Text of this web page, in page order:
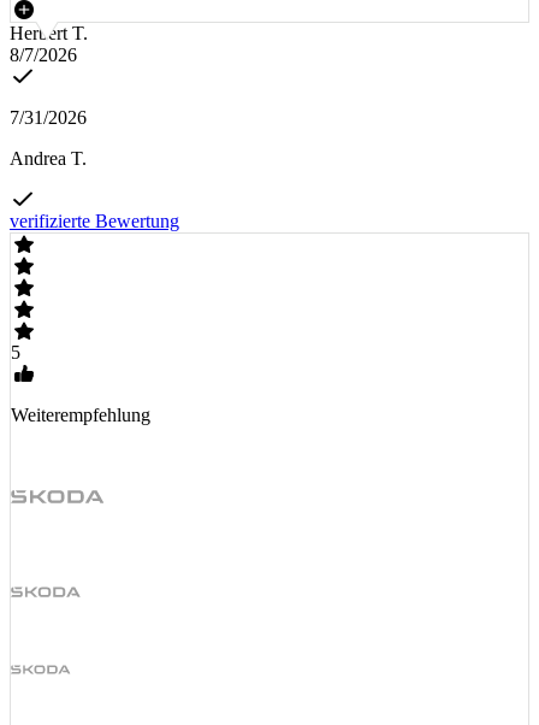
Herbert T.
8/7/2026
7/31/2026
Andrea T.
verifizierte Bewertung
5
Weiterempfehlung